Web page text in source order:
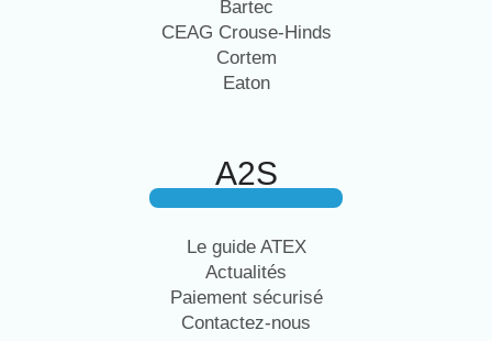
Bartec
CEAG Crouse-Hinds
Cortem
Eaton
A2S
Le guide ATEX
Actualités
Paiement sécurisé
Contactez-nous